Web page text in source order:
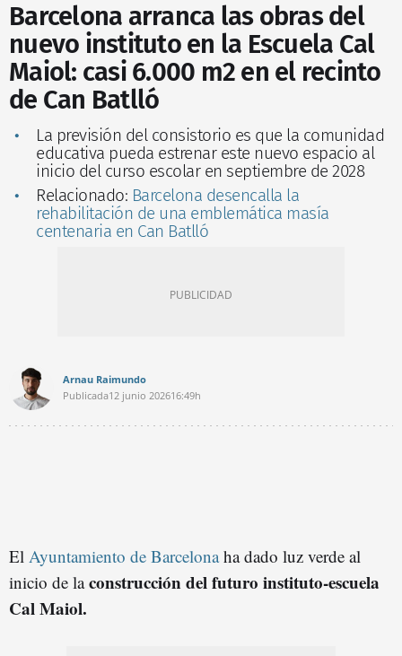
Barcelona arranca las obras del
nuevo instituto en la Escuela Cal
Maiol: casi 6.000 m2 en el recinto
de Can Batlló
La previsión del consistorio es que la comunidad
educativa pueda estrenar este nuevo espacio al
inicio del curso escolar en septiembre de 2028
Relacionado: Barcelona desencalla la
rehabilitación de una emblemática masía
centenaria en Can Batlló
Arnau Raimundo
Publicada12 junio 202616:49h
El Ayuntamiento de Barcelonaha dado luz verde al
inicio de laconstrucción del futuro instituto-escuela
Cal Maiol.